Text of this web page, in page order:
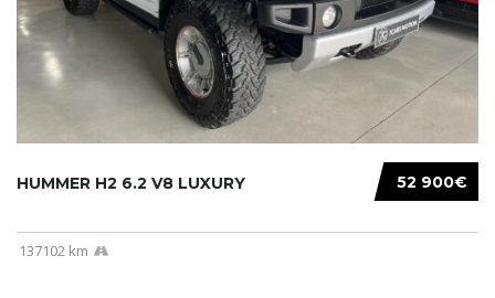
52 900€
HUMMER H2 6.2 V8 LUXURY
137102 km